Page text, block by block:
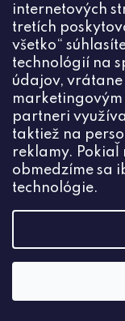
internetových
tretích
všetko“
technológií na
údajov,
partneri
taktiež na
reklamy. Pokiaľ
obmedzíme sa
technológie.
Ruženín